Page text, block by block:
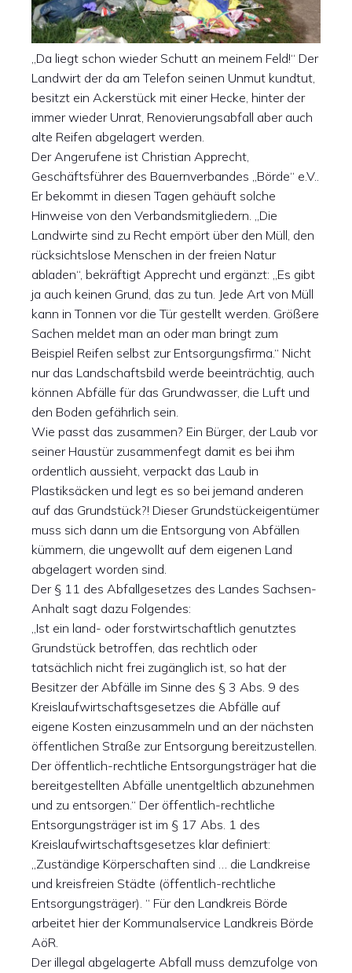
„Da liegt schon wieder Schutt an meinem Feld!“ Der
Landwirt der da am Telefon seinen Unmut kundtut,
besitzt ein Ackerstück mit einer Hecke, hinter der
immer wieder Unrat, Renovierungsabfall aber auch
alte Reifen abgelagert werden.
Der Angerufene ist Christian Apprecht,
Geschäftsführer des Bauernverbandes „Börde“ e.V..
Er bekommt in diesen Tagen gehäuft solche
Hinweise von den Verbandsmitgliedern. „Die
Landwirte sind zu Recht empört über den Müll, den
rücksichtslose Menschen in der freien Natur
abladen“, bekräftigt Apprecht und ergänzt: „Es gibt
ja auch keinen Grund, das zu tun. Jede Art von Müll
kann in Tonnen vor die Tür gestellt werden. Größere
Sachen meldet man an oder man bringt zum
Beispiel Reifen selbst zur Entsorgungsfirma.“ Nicht
nur das Landschaftsbild werde beeinträchtig, auch
können Abfälle für das Grundwasser, die Luft und
den Boden gefährlich sein.
Wie passt das zusammen? Ein Bürger, der Laub vor
seiner Haustür zusammenfegt damit es bei ihm
ordentlich aussieht, verpackt das Laub in
Plastiksäcken und legt es so bei jemand anderen
auf das Grundstück?! Dieser Grundstückeigentümer
muss sich dann um die Entsorgung von Abfällen
kümmern, die ungewollt auf dem eigenen Land
abgelagert worden sind.
Der § 11 des Abfallgesetzes des Landes Sachsen-
Anhalt sagt dazu Folgendes:
„Ist ein land- oder forstwirtschaftlich genutztes
Grundstück betroffen, das rechtlich oder
tatsächlich nicht frei zugänglich ist, so hat der
Besitzer der Abfälle im Sinne des § 3 Abs. 9 des
Kreislaufwirtschaftsgesetzes die Abfälle auf
eigene Kosten einzusammeln und an der nächsten
öffentlichen Straße zur Entsorgung bereitzustellen.
Der öffentlich-rechtliche Entsorgungsträger hat die
bereitgestellten Abfälle unentgeltlich abzunehmen
und zu entsorgen.“ Der öffentlich-rechtliche
Entsorgungsträger ist im § 17 Abs. 1 des
Kreislaufwirtschaftsgesetzes klar definiert:
„Zuständige Körperschaften sind … die Landkreise
und kreisfreien Städte (öffentlich-rechtliche
Entsorgungsträger). “ Für den Landkreis Börde
arbeitet hier der Kommunalservice Landkreis Börde
AöR.
Der illegal abgelagerte Abfall muss demzufolge von